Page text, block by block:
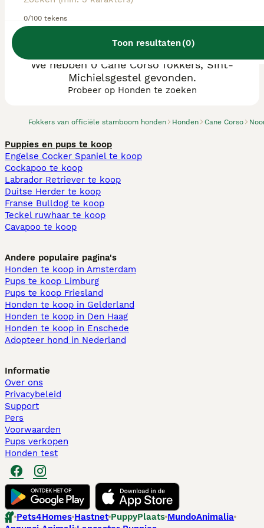
0/100 tekens
Toon resultaten(0)
Fokkers van officiële stamboom honden Honden Cane Corso
We hebben 0 Cane Corso fokkers, Sint-
Michielsgestel gevonden.
Probeer op Honden te zoeken
Puppies en pups te koop
Engelse Cocker Spaniel te koop
Cockapoo te koop
Labrador Retriever te koop
Duitse Herder te koop
Franse Bulldog te koop
Teckel ruwhaar te koop
Cavapoo te koop
Andere populaire pagina's
Honden te koop in Amsterdam
Pups te koop Limburg​
Pups te koop Friesland​
Honden te koop in Gelderland
Honden te koop in Den Haag
Honden te koop in Enschede
Adopteer hond in Nederland
Informatie
Over ons
Privacybeleid
Support
Pers
Voorwaarden
Pups verkopen
Honden test
Pets4Homes Hastnet PuppyPlaats MundoAnimalia